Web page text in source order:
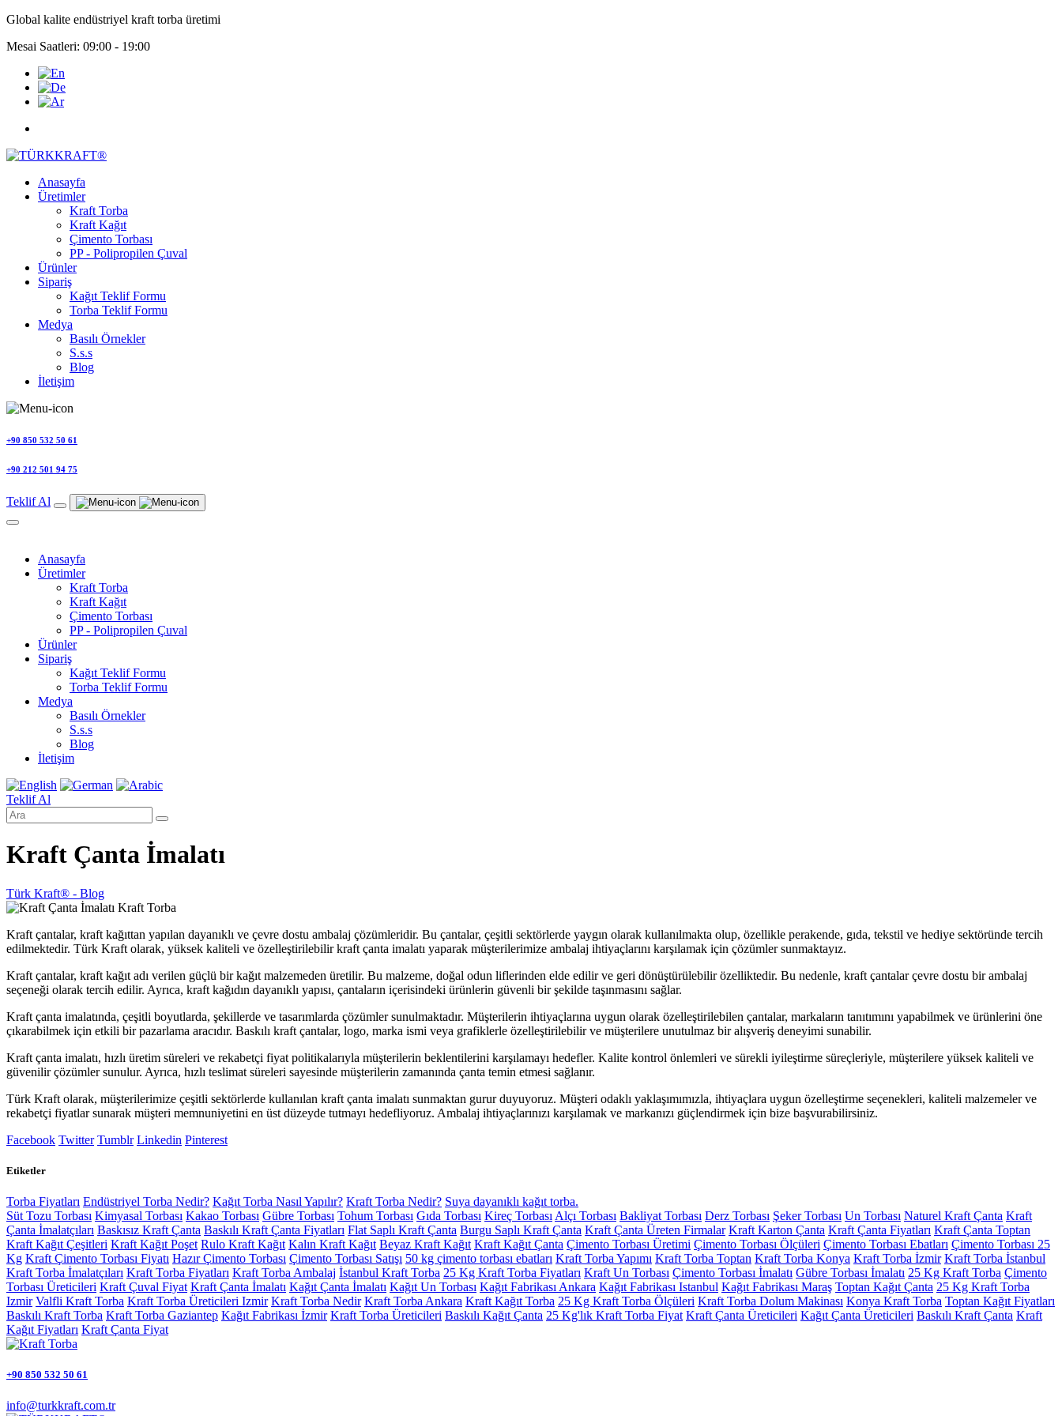
Global kalite endüstriyel kraft torba üretimi
Mesai Saatleri: 09:00 - 19:00
Anasayfa
Üretimler
Kraft Torba
Kraft Kağıt
Çimento Torbası
PP - Polipropilen Çuval
Ürünler
Sipariş
Kağıt Teklif Formu
Torba Teklif Formu
Medya
Basılı Örnekler
S.s.s
Blog
İletişim
+90 850 532 50 61
+90 212 501 94 75
Teklif Al
Anasayfa
Üretimler
Kraft Torba
Kraft Kağıt
Çimento Torbası
PP - Polipropilen Çuval
Ürünler
Sipariş
Kağıt Teklif Formu
Torba Teklif Formu
Medya
Basılı Örnekler
S.s.s
Blog
İletişim
Teklif Al
Kraft Çanta İmalatı
Türk Kraft® - Blog
Kraft çantalar, kraft kağıttan yapılan dayanıklı ve çevre dostu ambalaj çözümleridir. Bu çantalar, çeşitli sektörlerde yaygın olarak kullanılmakta olup, özellikle perakende, gıda, tekstil ve hediye sektöründe tercih
edilmektedir. Türk Kraft olarak, yüksek kaliteli ve özelleştirilebilir kraft çanta imalatı yaparak müşterilerimize ambalaj ihtiyaçlarını karşılamak için çözümler sunmaktayız.
Kraft çantalar, kraft kağıt adı verilen güçlü bir kağıt malzemeden üretilir. Bu malzeme, doğal odun liflerinden elde edilir ve geri dönüştürülebilir özelliktedir. Bu nedenle, kraft çantalar çevre dostu bir ambalaj
seçeneği olarak tercih edilir. Ayrıca, kraft kağıdın dayanıklı yapısı, çantaların içerisindeki ürünlerin güvenli bir şekilde taşınmasını sağlar.
Kraft çanta imalatında, çeşitli boyutlarda, şekillerde ve tasarımlarda çözümler sunulmaktadır. Müşterilerin ihtiyaçlarına uygun olarak özelleştirilebilen çantalar, markaların tanıtımını yapabilmek ve ürünlerini öne
çıkarabilmek için etkili bir pazarlama aracıdır. Baskılı kraft çantalar, logo, marka ismi veya grafiklerle özelleştirilebilir ve müşterilere unutulmaz bir alışveriş deneyimi sunabilir.
Kraft çanta imalatı, hızlı üretim süreleri ve rekabetçi fiyat politikalarıyla müşterilerin beklentilerini karşılamayı hedefler. Kalite kontrol önlemleri ve sürekli iyileştirme süreçleriyle, müşterilere yüksek kaliteli ve
güvenilir çözümler sunulur. Ayrıca, hızlı teslimat süreleri sayesinde müşterilerin zamanında çanta temin etmesi sağlanır.
Türk Kraft olarak, müşterilerimize çeşitli sektörlerde kullanılan kraft çanta imalatı sunmaktan gurur duyuyoruz. Müşteri odaklı yaklaşımımızla, ihtiyaçlara uygun özelleştirme seçenekleri, kaliteli malzemeler ve
rekabetçi fiyatlar sunarak müşteri memnuniyetini en üst düzeyde tutmayı hedefliyoruz. Ambalaj ihtiyaçlarınızı karşılamak ve markanızı güçlendirmek için bize başvurabilirsiniz.
Facebook Twitter Tumblr Linkedin Pinterest
Etiketler
Torba Fiyatları Endüstriyel Torba Nedir? Kağıt Torba Nasıl Yapılır? Kraft Torba Nedir? Suya dayanıklı kağıt torba.
Süt Tozu Torbası Kimyasal Torbası Kakao Torbası Gübre Torbası Tohum Torbası Gıda Torbası Kireç Torbası Alçı Torbası Bakliyat Torbası Derz Torbası Şeker Torbası Un Torbası Naturel Kraft Çanta Kraft
Çanta İmalatçıları Baskısız Kraft Çanta Baskılı Kraft Çanta Fiyatları Flat Saplı Kraft Çanta Burgu Saplı Kraft Çanta Kraft Çanta Üreten Firmalar Kraft Karton Çanta Kraft Çanta Fiyatları Kraft Çanta Toptan
Kraft Kağıt Çeşitleri Kraft Kağıt Poşet Rulo Kraft Kağıt Kalın Kraft Kağıt Beyaz Kraft Kağıt Kraft Kağıt Çanta Çimento Torbası Üretimi Çimento Torbası Ölçüleri Çimento Torbası Ebatları Çimento Torbası 25
Kg Kraft Çimento Torbası Fiyatı Hazır Çimento Torbası Çimento Torbası Satışı 50 kg çimento torbası ebatları Kraft Torba Yapımı Kraft Torba Toptan Kraft Torba Konya Kraft Torba İzmir Kraft Torba İstanbul
Kraft Torba İmalatçıları Kraft Torba Fiyatları Kraft Torba Ambalaj İstanbul Kraft Torba 25 Kg Kraft Torba Fiyatları Kraft Un Torbası Çimento Torbası İmalatı Gübre Torbası İmalatı 25 Kg Kraft Torba Çimento
Torbası Üreticileri Kraft Çuval Fiyat Kraft Çanta İmalatı Kağıt Çanta İmalatı Kağıt Un Torbası Kağıt Fabrikası Ankara Kağıt Fabrikası Istanbul Kağıt Fabrikası Maraş Toptan Kağıt Çanta 25 Kg Kraft Torba
Izmir Valfli Kraft Torba Kraft Torba Üreticileri Izmir Kraft Torba Nedir Kraft Torba Ankara Kraft Kağıt Torba 25 Kg Kraft Torba Ölçüleri Kraft Torba Dolum Makinası Konya Kraft Torba Toptan Kağıt Fiyatları
Baskılı Kraft Torba Kraft Torba Gaziantep Kağıt Fabrikası İzmir Kraft Torba Üreticileri Baskılı Kağıt Çanta 25 Kg'lık Kraft Torba Fiyat Kraft Çanta Üreticileri Kağıt Çanta Üreticileri Baskılı Kraft Çanta Kraft
Kağıt Fiyatları Kraft Çanta Fiyat
+90 850 532 50 61
info@turkkraft.com.tr